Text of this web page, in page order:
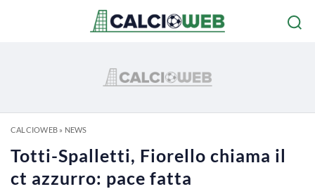
CALCIOWEB» NEWS
Totti-Spalletti, Fiorello chiama il
ct azzurro: pace fatta